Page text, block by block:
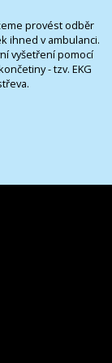
provést odběr
ihned v ambulanci.
vyšetření pomocí
- tzv. EKG